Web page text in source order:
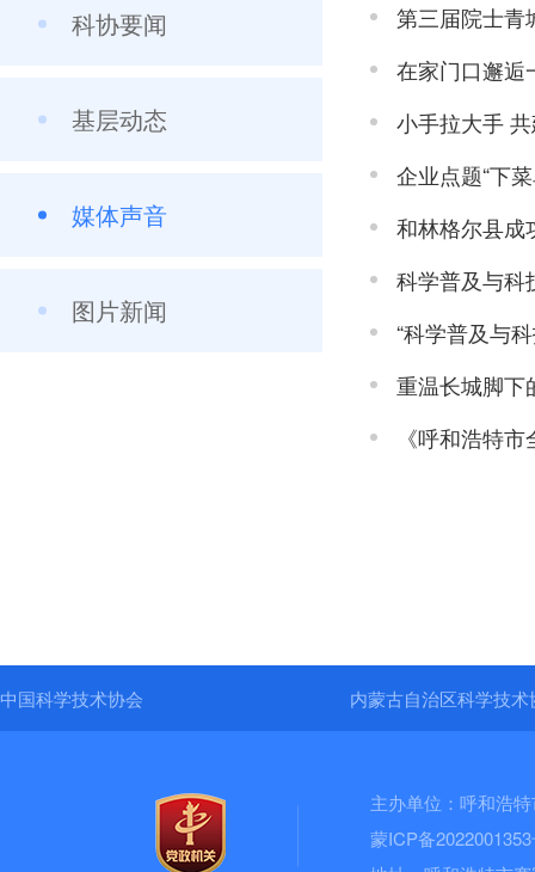
科协要闻
基层动态
媒体声音
图片新闻
第三届院士青
在家门口邂逅
小手拉大手
企业点题“下
和林格尔县成
科学普及与
“科学普及与
重温长城脚下
中国科学技术协会 内蒙古自治区科学技术
主办单位：呼和浩
蒙ICP备